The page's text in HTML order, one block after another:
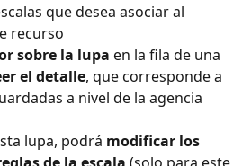
que desea asociar al
recurso
sobre la lupa en la fila de una
el detalle, que corresponde a
a nivel de la agencia
lupa, podrá modificar los